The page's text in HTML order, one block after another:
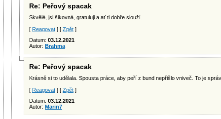
Re: Peřový spacak
Skvělé, jsi šikovná, gratuluji a ať ti dobře slouží.
[ Reagovat ] [ Zpět ]
Datum: 03.12.2021
Autor: Brahma
Re: Peřový spacak
Krásně si to udělala. Spousta práce, aby peří z bund nepřišlo vniveč. To je
[ Reagovat ] [ Zpět ]
Datum: 03.12.2021
Autor: Marin7